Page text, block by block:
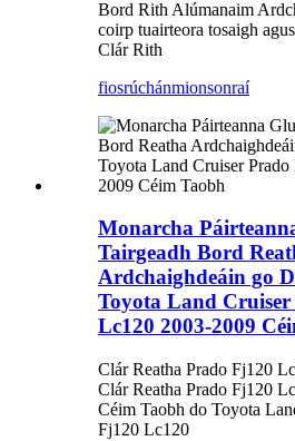
Bord Rith Alúmanaim
coirp tuairteora tosaigh
Clár Rith
fiosrúchánmionsonraí
Monarcha
Tairgeadh Bord
Ardchaighdeáin go
Toyota Land
Lc120 2003-2009
Clár Reatha Prado Fj120
Clár Reatha Prado Fj120
Céim Taobh do Toyota
Fj120 Lc120